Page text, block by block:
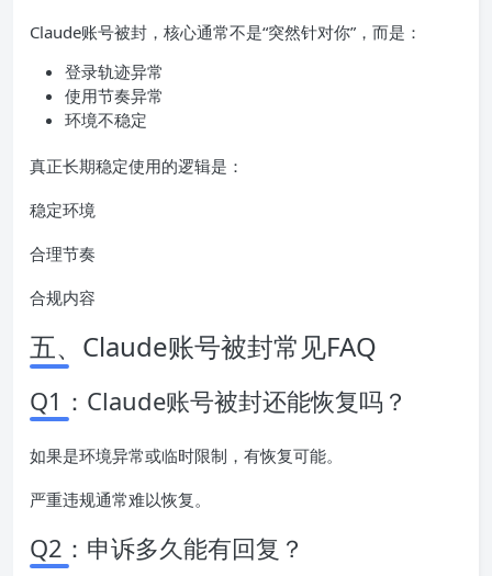
Claude账号被封，核心通常不是“突然针对你”，而是：
登录轨迹异常
使用节奏异常
环境不稳定
真正长期稳定使用的逻辑是：
稳定环境
合理节奏
合规内容
五、Claude账号被封常见FAQ
Q1：Claude账号被封还能恢复吗？
如果是环境异常或临时限制，有恢复可能。
严重违规通常难以恢复。
Q2：申诉多久能有回复？